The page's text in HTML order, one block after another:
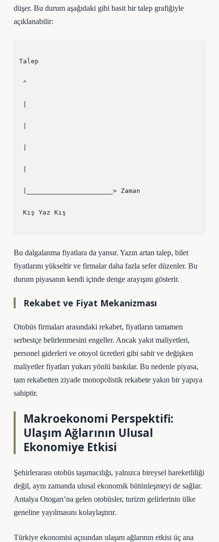
düşer. Bu durum aşağıdaki gibi basit bir talep grafiğiyle
açıklanabilir:
Talep
Bu dalgalanma fiyatlara da yansır. Yazın artan talep, bilet
fiyatlarını yükseltir ve firmalar daha fazla sefer düzenler. Bu
durum piyasanın kendi içinde denge arayışını gösterir.
Rekabet ve Fiyat Mekanizması
Otobüs firmaları arasındaki rekabet, fiyatların tamamen
serbestçe belirlenmesini engeller. Ancak yakıt maliyetleri,
personel giderleri ve otoyol ücretleri gibi sabit ve değişken
maliyetler fiyatları yukarı yönlü baskılar. Bu nedenle piyasa,
tam rekabetten ziyade monopolistik rekabete yakın bir yapıya
sahiptir.
Makroekonomi Perspektifi:
Ulaşım Ağlarının Ulusal
Ekonomiye Etkisi
Şehirlerarası otobüs taşımacılığı, yalnızca bireysel hareketliliği
değil, aynı zamanda ulusal ekonomik bütünleşmeyi de sağlar.
Antalya Otogarı’na gelen otobüsler, turizm gelirlerinin ülke
geneline yayılmasını kolaylaştırır.
Türkiye ekonomisi açısından ulaşım ağlarının etkisi üç ana